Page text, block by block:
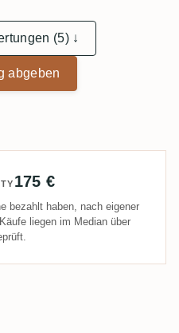
(5) ↓
abgeben
175 €
bezahlt haben, nach eigener
liegen im Median über